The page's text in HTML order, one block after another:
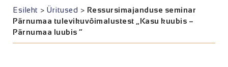
Esileht > Üritused > Ressursimajanduse seminar
Pärnumaa tulevikuvõimalustest „Kasu kuubis –
Pärnumaa luubis “